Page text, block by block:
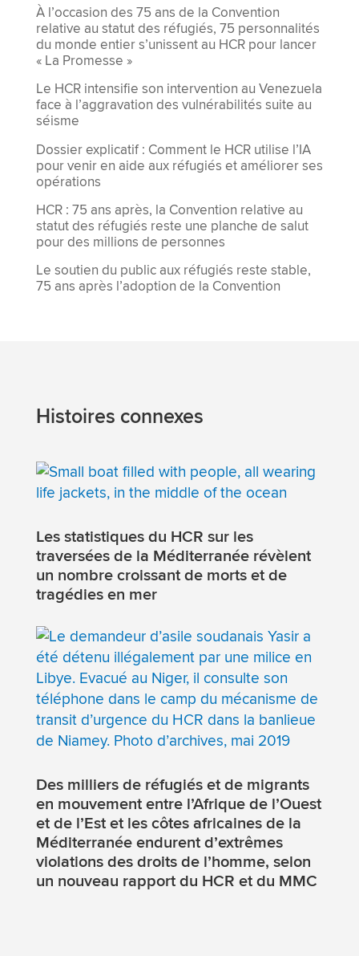
À l’occasion des 75 ans de la Convention
relative au statut des réfugiés, 75 personnalités
du monde entier s’unissent au HCR pour lancer
« La Promesse »
Le HCR intensifie son intervention au Venezuela
face à l’aggravation des vulnérabilités suite au
séisme
Dossier explicatif : Comment le HCR utilise l’IA
pour venir en aide aux réfugiés et améliorer ses
opérations
HCR : 75 ans après, la Convention relative au
statut des réfugiés reste une planche de salut
pour des millions de personnes
Le soutien du public aux réfugiés reste stable,
75 ans après l’adoption de la Convention
Histoires connexes
Les statistiques du HCR sur les
traversées de la Méditerranée révèlent
un nombre croissant de morts et de
tragédies en mer
Des milliers de réfugiés et de migrants
en mouvement entre l’Afrique de l’Ouest
et de l’Est et les côtes africaines de la
Méditerranée endurent d’extrêmes
violations des droits de l’homme, selon
un nouveau rapport du HCR et du MMC